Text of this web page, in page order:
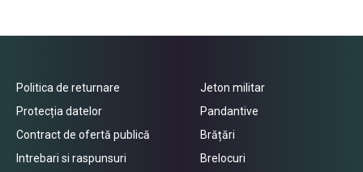
Politica de returnare
Protecția datelor
Contract de ofertă publică
Intrebari si raspunsuri
Jeton militar
Pandantive
Brățări
Brelocuri